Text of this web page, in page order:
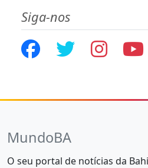
Siga-nos
MundoBA
O seu portal de notícias da